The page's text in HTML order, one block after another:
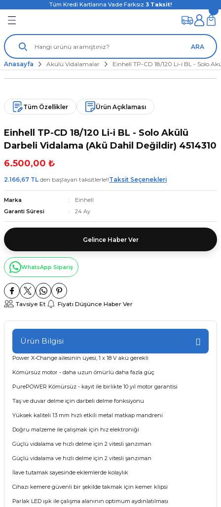
Tüm Kredi Kartlarına Vade Farksız 3 Taksit!
ARA
Anasayfa Akülü Vidalamalar Einhell TP-CD 18/120 Li-i BL - Solo
Tüm Özellikler Ürün Açıklaması
Einhell TP-CD 18/120 Li-i BL - Solo Akülü
Darbeli Vidalama (Akü Dahil Değildir) 4514310
6.500,00 ₺
2.166,67 TL den başlayan taksitlerle!!Taksit Seçenekleri
Marka
Einhell
Garanti Süresi
24 Ay
Gelince Haber Ver
WhatsApp Sipariş
Tavsiye Et Fiyatı Düşünce Haber Ver
Ürün Bilgisi
Power X-Change ailesinin üyesi, 1 x 18 V akü gerekli
Kömürsüz motor - daha uzun ömürlü daha fazla güç
PurePOWER Kömürsüz - kayıt ile birlikte 10 yıl motor garantisi
Taş ve duvar delme için darbeli delme fonksiyonu
Yüksek kaliteli 13 mm hızlı etkili metal matkap mandreni
Doğru malzeme ile çalışmak için hız elektroniği
Güçlü vidalama ve hızlı delme için 2 vitesli şanzıman
Güçlü vidalama ve hızlı delme için 2 vitesli şanzıman
İlave tutamak sayesinde eklemlerde kolaylık
Cihazı kemere güvenli bir şekilde takmak için kemer klipsi
Parlak LED ışık ile çalışma alanının optimum aydınlatılması